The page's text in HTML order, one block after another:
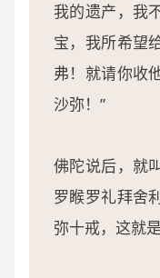
我的遗产，我
宝，我所希望
弗！就请你收
沙弥！”
佛陀说后，就
罗睺罗礼拜舍
弥十戒，这就